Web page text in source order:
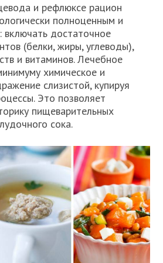
и рефлюксе рацион
полноценным и
включать достаточное
(белки, жиры, углеводы),
и витаминов. Лечебное
химическое и
слизистой, купируя
Это позволяет
пищеварительных
сока.